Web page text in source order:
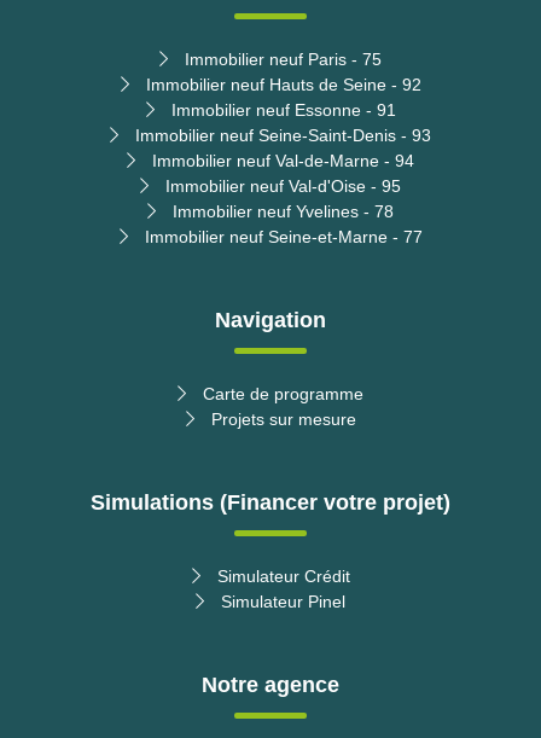
Immobilier neuf Paris - 75
Immobilier neuf Hauts de Seine - 92
Immobilier neuf Essonne - 91
Immobilier neuf Seine-Saint-Denis - 93
Immobilier neuf Val-de-Marne - 94
Immobilier neuf Val-d'Oise - 95
Immobilier neuf Yvelines - 78
Immobilier neuf Seine-et-Marne - 77
Navigation
Carte de programme
Projets sur mesure
Simulations (Financer votre projet)
Simulateur Crédit
Simulateur Pinel
Notre agence